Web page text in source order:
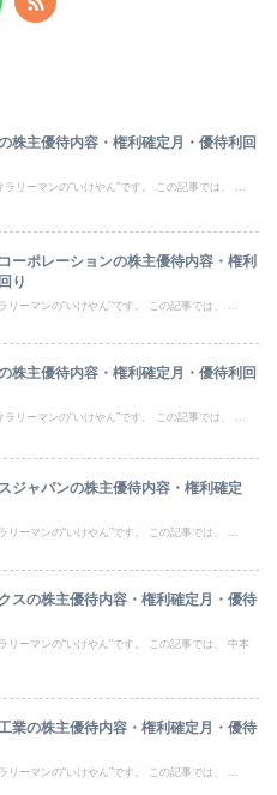
株主優待内容・権利確定月・優待利回
リーマンの“いけやん”です。 この記事では、 ...
ーポレーションの株主優待内容・権利
り
リーマンの“いけやん”です。 この記事では、 ...
株主優待内容・権利確定月・優待利回
リーマンの“いけやん”です。 この記事では、 ...
ジャパンの株主優待内容・権利確定
リーマンの“いけやん”です。 この記事では、 ...
スの株主優待内容・権利確定月・優待
リーマンの“いけやん”です。 この記事では、 中本
業の株主優待内容・権利確定月・優待
リーマンの“いけやん”です。 この記事では、 ...